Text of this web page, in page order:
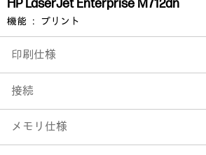
HP LaserJet Enterprise M712dn
機能 ： プリント
印刷仕様
接続
メモリ仕様